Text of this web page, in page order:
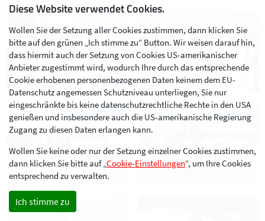
Diese Website verwendet Cookies.
Wollen Sie der Setzung aller Cookies zustimmen, dann klicken Sie
bitte auf den grünen „Ich stimme zu“ Button. Wir weisen darauf hin,
dass hiermit auch der Setzung von Cookies US-amerikanischer
Anbieter zugestimmt wird, wodurch Ihre durch das entsprechende
Cookie erhobenen personenbezogenen Daten keinem dem EU-
Datenschutz angemessen Schutzniveau unterliegen, Sie nur
eingeschränkte bis keine datenschutzrechtliche Rechte in den USA
genießen und insbesondere auch die US-amerikanische Regierung
Zugang zu diesen Daten erlangen kann.
Wollen Sie keine oder nur der Setzung einzelner Cookies zustimmen,
dann klicken Sie bitte auf „Cookie-Einstellungen“, um Ihre Cookies
entsprechend zu verwalten.
Ich stimme zu